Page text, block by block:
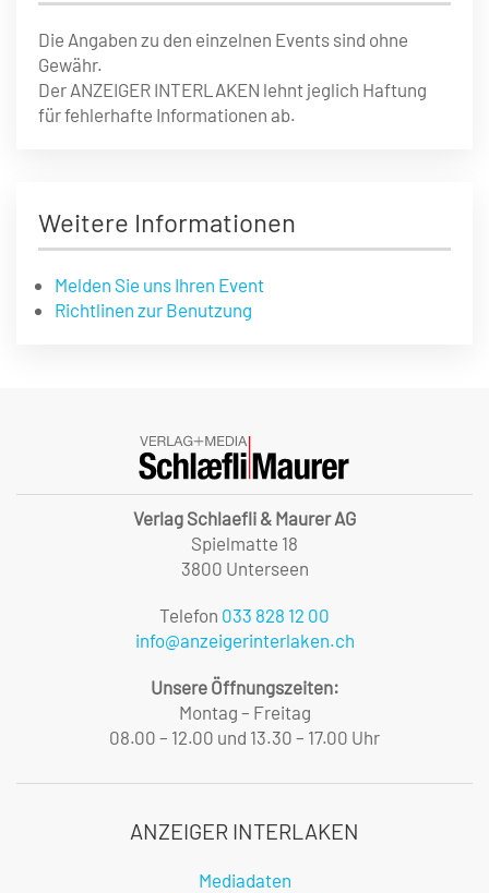
Die Angaben zu den einzelnen Events sind ohne
Gewähr.
Der ANZEIGER INTERLAKEN lehnt jeglich Haftung
für fehlerhafte Informationen ab.
Weitere Informationen
Melden Sie uns Ihren Event
Richtlinen zur Benutzung
Verlag Schlaefli & Maurer AG
Spielmatte 18
3800 Unterseen
Telefon 033 828 12 00
info@anzeigerinterlaken.ch
Unsere Öffnungszeiten:
Montag – Freitag
08.00 – 12.00 und 13.30 – 17.00 Uhr
ANZEIGER INTERLAKEN
Mediadaten